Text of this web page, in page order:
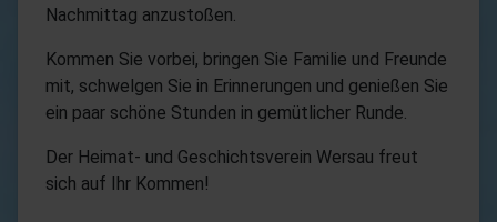
Nachmittag anzustoßen.
Kommen Sie vorbei, bringen Sie Familie und Freunde
mit, schwelgen Sie in Erinnerungen und genießen Sie
ein paar schöne Stunden in gemütlicher Runde.
Der Heimat- und Geschichtsverein Wersau freut
sich auf Ihr Kommen!